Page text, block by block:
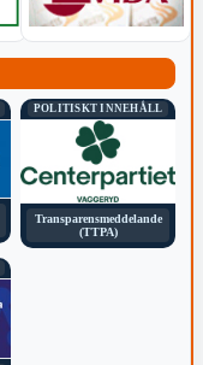
POLITISKT INNEHÅLL
Transparensmeddelande
(TTPA)